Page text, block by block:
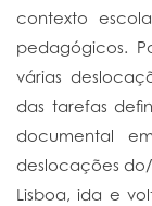
contexto
pedagógicos.
várias
das tarefas
documental
deslocações
Lisboa, ida e